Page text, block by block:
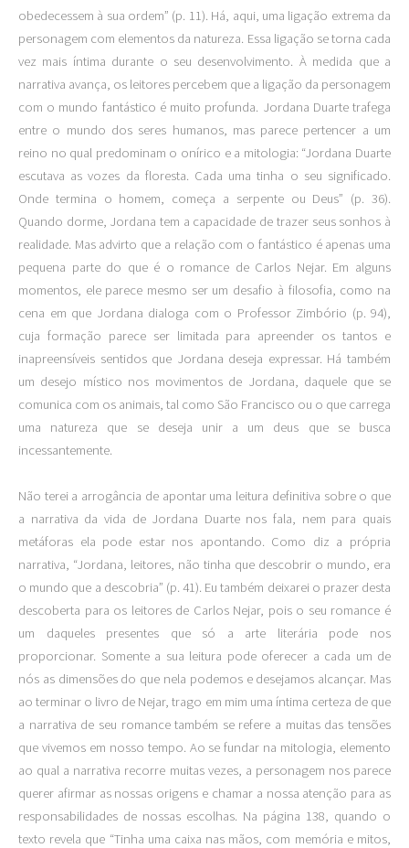
obedecessem à sua ordem” (p. 11). Há, aqui, uma ligação extrema da
personagem com elementos da natureza. Essa ligação se torna cada
vez mais íntima durante o seu desenvolvimento. À medida que a
narrativa avança, os leitores percebem que a ligação da personagem
com o mundo fantástico é muito profunda. Jordana Duarte trafega
entre o mundo dos seres humanos, mas parece pertencer a um
reino no qual predominam o onírico e a mitologia: “Jordana Duarte
escutava as vozes da floresta. Cada uma tinha o seu significado.
Onde termina o homem, começa a serpente ou Deus” (p. 36).
Quando dorme, Jordana tem a capacidade de trazer seus sonhos à
realidade. Mas advirto que a relação com o fantástico é apenas uma
pequena parte do que é o romance de Carlos Nejar. Em alguns
momentos, ele parece mesmo ser um desafio à filosofia, como na
cena em que Jordana dialoga com o Professor Zimbório (p. 94),
cuja formação parece ser limitada para apreender os tantos e
inapreensíveis sentidos que Jordana deseja expressar. Há também
um desejo místico nos movimentos de Jordana, daquele que se
comunica com os animais, tal como São Francisco ou o que carrega
uma natureza que se deseja unir a um deus que se busca
incessantemente.
Não terei a arrogância de apontar uma leitura definitiva sobre o que
a narrativa da vida de Jordana Duarte nos fala, nem para quais
metáforas ela pode estar nos apontando. Como diz a própria
narrativa, “Jordana, leitores, não tinha que descobrir o mundo, era
o mundo que a descobria” (p. 41). Eu também deixarei o prazer desta
descoberta para os leitores de Carlos Nejar, pois o seu romance é
um daqueles presentes que só a arte literária pode nos
proporcionar. Somente a sua leitura pode oferecer a cada um de
nós as dimensões do que nela podemos e desejamos alcançar. Mas
ao terminar o livro de Nejar, trago em mim uma íntima certeza de que
a narrativa de seu romance também se refere a muitas das tensões
que vivemos em nosso tempo. Ao se fundar na mitologia, elemento
ao qual a narrativa recorre muitas vezes, a personagem nos parece
querer afirmar as nossas origens e chamar a nossa atenção para as
responsabilidades de nossas escolhas. Na página 138, quando o
texto revela que “Tinha uma caixa nas mãos, com memória e mitos,